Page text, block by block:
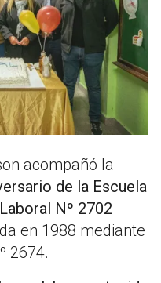
acompañó la
de la Escuela
Nº 2702
en 1988 mediante
2674.